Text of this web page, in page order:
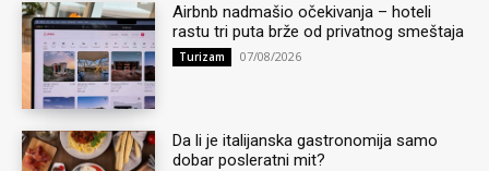
Airbnb nadmašio očekivanja – hoteli
rastu tri puta brže od privatnog smeštaja
Turizam 07/08/2026
Da li je italijanska gastronomija samo
dobar posleratni mit?